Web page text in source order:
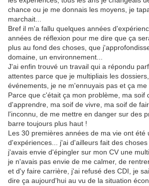
chance ou je me donnais les moyens, je
marchait...
Bref il m'a fallu quelques années
années de réflexion pour me dire que ça
plus au fond des choses, que
domaine, un environnement...
J'ai enfin trouvé un travail qui a répondu
attentes parce que je multipliais les
événements, je ne m'ennuyais pas et ça me
Parce que c'était ça mon problème, ma soif
d'apprendre, ma soif de vivre, ma soif de
l'inconnu, de me mettre en danger sur des
barre toujours plus haut !
Les 30 premières années de ma vie ont été
d'expériences... j'ai d'ailleurs fait des choses
j'avais envie d'épingler sur mon CV une
je n'avais pas envie de me calmer, de
et d'y faire carrière, j'ai refusé des CDI, je
dire ça aujourd'hui au vu de la situation